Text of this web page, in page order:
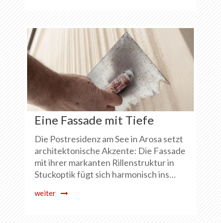
Eine Fassade mit Tiefe
Die Postresidenz am See in Arosa setzt
architektonische Akzente: Die Fassade
mit ihrer markanten Rillenstruktur in
Stuckoptik fügt sich harmonisch ins…
weiter